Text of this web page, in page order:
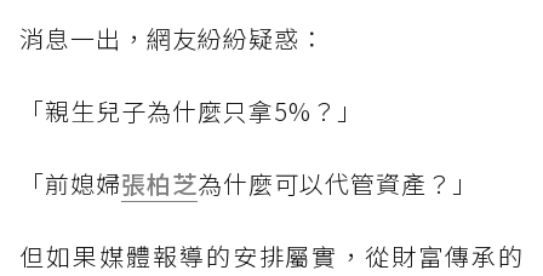
消息一出，網友紛紛疑惑：
「親生兒子為什麼只拿5%？」
「前媳婦張柏芝為什麼可以代管資產？」
但如果媒體報導的安排屬實，從財富傳承的